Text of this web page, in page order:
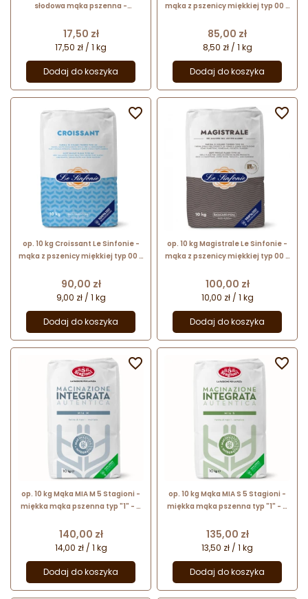
słodowa mąka pszenna -
poprawiający parametry
pieczywa
Cena
17,50 zł
17,50 zł / 1 kg
Dodaj do koszyka
mąka z pszenicy miękkiej typ 00 -
Cena
85,00 zł
8,50 zł / 1 kg
Dodaj do koszyka
op. 10 kg Croissant Le Sinfonie -
mąka z pszenicy miękkiej typ 00 -
ciasta francuskiego
Cena
90,00 zł
9,00 zł / 1 kg
Dodaj do koszyka

op. 10 kg Magistrale Le Sinfonie -
mąka z pszenicy miękkiej typ 00 -
ciasta drożdżowego
Cena
100,00 zł
10,00 zł / 1 kg
Dodaj do koszyka

op. 10 kg Mąka MIA M 5 Stagioni -
miękka mąka pszenna typ "1" - o
Cena
140,00 zł
14,00 zł / 1 kg
Dodaj do koszyka

op. 10 kg Mąka MIA S 5 Stagioni -
miękka mąka pszenna typ "1" - o
Cena
135,00 zł
13,50 zł / 1 kg
Dodaj do koszyka
